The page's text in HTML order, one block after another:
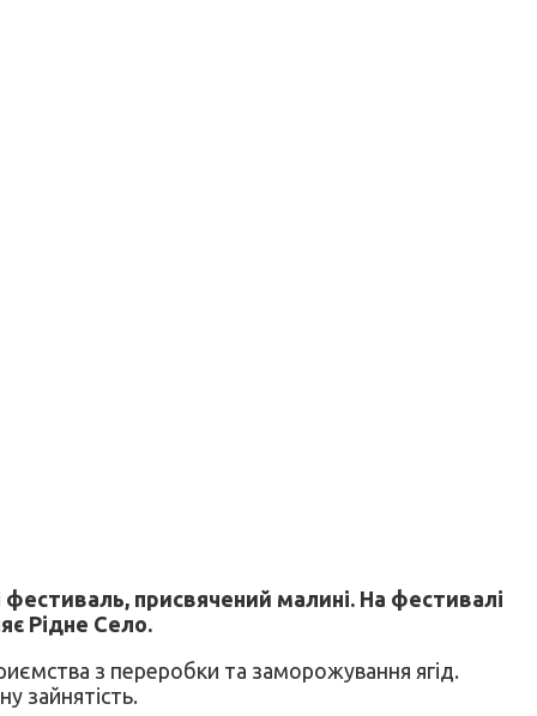
присвячений малині. На фестивалі
Рідне Село.
з переробки та заморожування ягід.
зайнятість.